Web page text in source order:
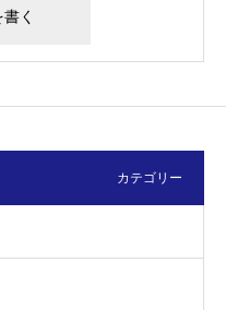
カテゴリー